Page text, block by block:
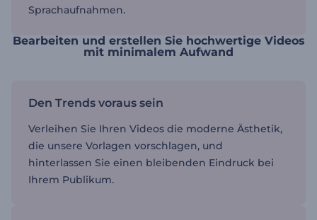
Sprachaufnahmen.
Bearbeiten und erstellen Sie hochwertige Videos
mit minimalem Aufwand
Den Trends voraus sein
Verleihen Sie Ihren Videos die moderne Ästhetik,
die unsere Vorlagen vorschlagen, und
hinterlassen Sie einen bleibenden Eindruck bei
Ihrem Publikum.